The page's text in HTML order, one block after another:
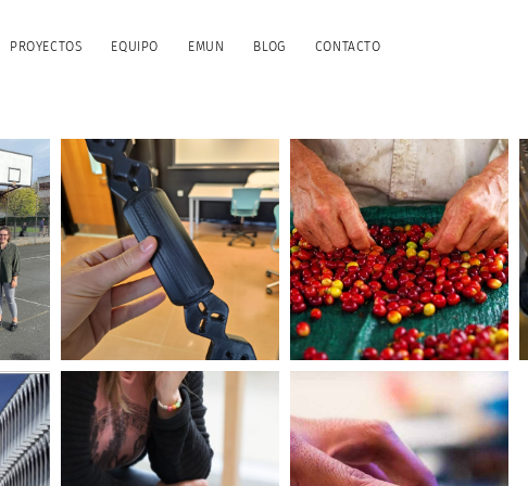
PROYECTOS EQUIPO EMUN BLOG CONTACTO